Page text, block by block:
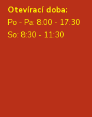
Otevírací doba:
Po - Pa: 8:00 - 17:30
So: 8:30 - 11:30